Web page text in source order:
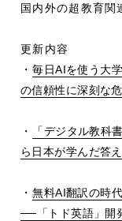
国内外の超教育関
更新内容
・毎日AIを使う大
の信頼性に深刻な
・ 「デジタル教
ら日本が学んだ答
・無料AI翻訳の時
── 「トド英語」